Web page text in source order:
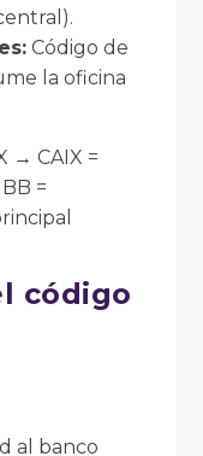
Código de
la oficina
→ CAIX =
=
código
al banco